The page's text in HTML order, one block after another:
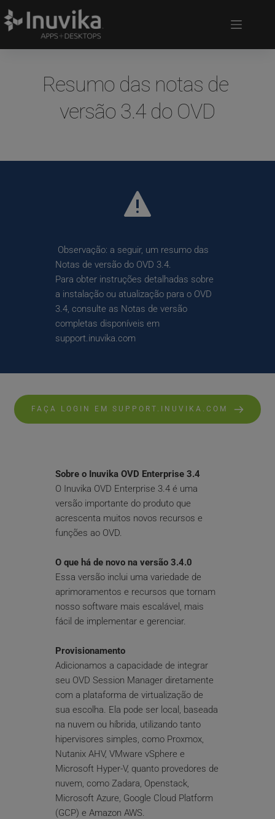
Resumo das notas de
versão 3.4 do OVD
Observação: a seguir, um resumo das
Notas de versão do OVD 3.4.
Para obter instruções detalhadas sobre
a instalação ou atualização para o OVD
3.4, consulte as Notas de versão
completas disponíveis em
support.inuvika.com
FAÇA LOGIN EM SUPPORT.INUVIKA.COM
Sobre o Inuvika OVD Enterprise 3.4
O Inuvika OVD Enterprise 3.4 é uma
versão importante do produto que
acrescenta muitos novos recursos e
funções ao OVD.
O que há de novo na versão 3.4.0
Essa versão inclui uma variedade de
aprimoramentos e recursos que tornam
nosso software mais escalável, mais
fácil de implementar e gerenciar.
Provisionamento
Adicionamos a capacidade de integrar
seu OVD Session Manager diretamente
com a plataforma de virtualização de
sua escolha. Ela pode ser local, baseada
na nuvem ou híbrida, utilizando tanto
hipervisores simples, como Proxmox,
Nutanix AHV, VMware vSphere e
Microsoft Hyper-V, quanto provedores de
nuvem, como Zadara, Openstack,
Microsoft Azure, Google Cloud Platform
(GCP) e Amazon AWS.